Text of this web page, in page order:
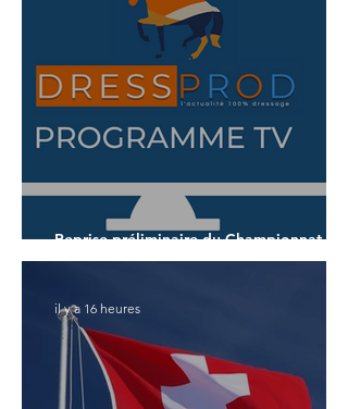
Reprise préliminaire du Championnat du
Monde des 7 ans
il y a 16 heures